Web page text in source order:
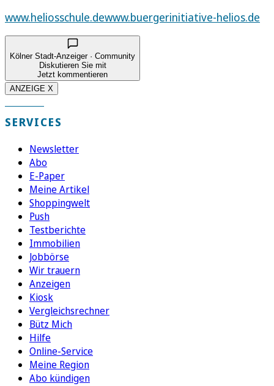
www.heliosschule.dewww.buergerinitiative-helios.de
Kölner Stadt-Anzeiger · Community
Diskutieren Sie mit
Jetzt kommentieren
ANZEIGE X
SERVICES
Newsletter
Abo
E-Paper
Meine Artikel
Shoppingwelt
Push
Testberichte
Immobilien
Jobbörse
Wir trauern
Anzeigen
Kiosk
Vergleichsrechner
Bütz Mich
Hilfe
Online-Service
Meine Region
Abo kündigen